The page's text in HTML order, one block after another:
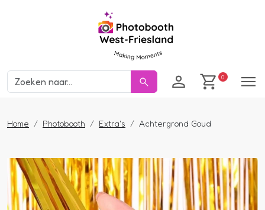
Inloggen 0
Home Photobooth Extra's Achtergrond Goud